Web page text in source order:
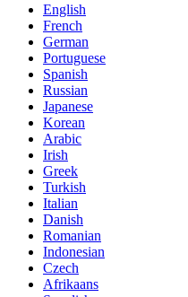
English
French
German
Portuguese
Spanish
Russian
Japanese
Korean
Arabic
Irish
Greek
Turkish
Italian
Danish
Romanian
Indonesian
Czech
Afrikaans